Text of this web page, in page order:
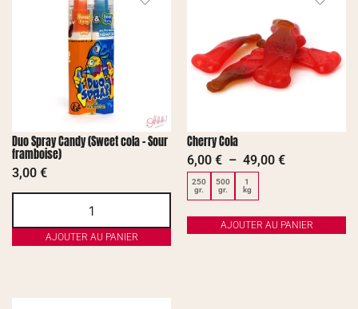
Duo Spray Candy (Sweet cola – Sour
framboise)
3,00 €
AJOUTER AU PANIER
Cherry Cola
6,00 € – 49,00 €
250
gr.
500
gr.
1
kg
AJOUTER AU PANIER